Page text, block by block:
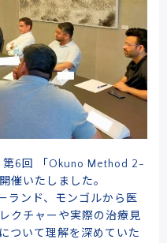
6回 「Okuno Method 2-
催いたしました。
ランド、モンゴルから医
クチャーや実際の治療見
ついて理解を深めていた